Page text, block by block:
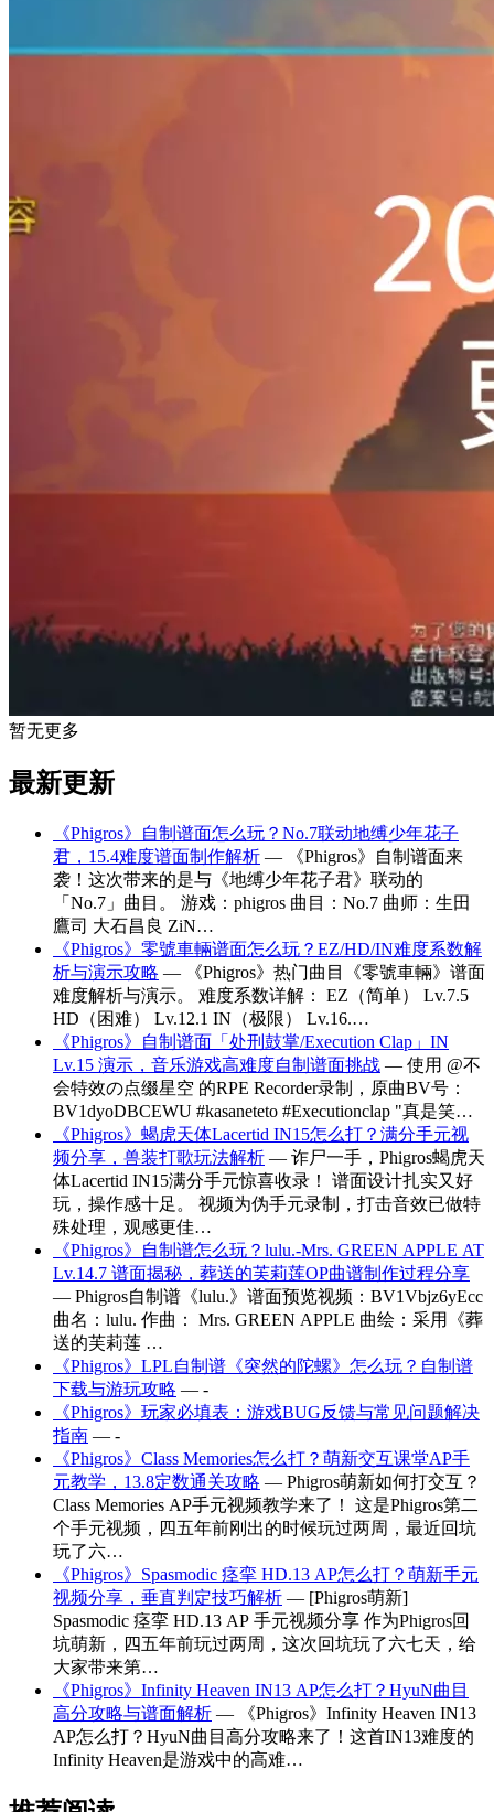
暂无更多
最新更新
《Phigros》自制谱面怎么玩？No.7联动地缚少年花子
君，15.4难度谱面制作解析 — 《Phigros》自制谱面来
袭！这次带来的是与《地缚少年花子君》联动的
「No.7」曲目。 游戏：phigros 曲目：No.7 曲师：生田
鷹司 大石昌良 ZiN…
《Phigros》零號車輛谱面怎么玩？EZ/HD/IN难度系数解
析与演示攻略 — 《Phigros》热门曲目《零號車輛》谱面
难度解析与演示。 难度系数详解： EZ（简单） Lv.7.5
HD（困难） Lv.12.1 IN（极限） Lv.16.…
《Phigros》自制谱面「处刑鼓掌/Execution Clap」IN
Lv.15 演示，音乐游戏高难度自制谱面挑战 — 使用 @不
会特效の点缀星空 的RPE Recorder录制，原曲BV号：
BV1dyoDBCEWU #kasaneteto #Executionclap "真是笑…
《Phigros》蝎虎天体Lacertid IN15怎么打？满分手元视
频分享，兽装打歌玩法解析 — 诈尸一手，Phigros蝎虎天
体Lacertid IN15满分手元惊喜收录！ 谱面设计扎实又好
玩，操作感十足。 视频为伪手元录制，打击音效已做特
殊处理，观感更佳…
《Phigros》自制谱怎么玩？lulu.-Mrs. GREEN APPLE AT
Lv.14.7 谱面揭秘，葬送的芙莉莲OP曲谱制作过程分享
— Phigros自制谱《lulu.》谱面预览视频：BV1Vbjz6yEcc
曲名：lulu. 作曲： Mrs. GREEN APPLE 曲绘：采用《葬
送的芙莉莲 …
《Phigros》LPL自制谱《突然的陀螺》怎么玩？自制谱
下载与游玩攻略 — -
《Phigros》玩家必填表：游戏BUG反馈与常见问题解决
指南 — -
《Phigros》Class Memories怎么打？萌新交互课堂AP手
元教学，13.8定数通关攻略 — Phigros萌新如何打交互？
Class Memories AP手元视频教学来了！ 这是Phigros第二
个手元视频，四五年前刚出的时候玩过两周，最近回坑
玩了六…
《Phigros》Spasmodic 痉挛 HD.13 AP怎么打？萌新手元
视频分享，垂直判定技巧解析 — [Phigros萌新]
Spasmodic 痉挛 HD.13 AP 手元视频分享 作为Phigros回
坑萌新，四五年前玩过两周，这次回坑玩了六七天，给
大家带来第…
《Phigros》Infinity Heaven IN13 AP怎么打？HyuN曲目
高分攻略与谱面解析 — 《Phigros》Infinity Heaven IN13
AP怎么打？HyuN曲目高分攻略来了！这首IN13难度的
Infinity Heaven是游戏中的高难…